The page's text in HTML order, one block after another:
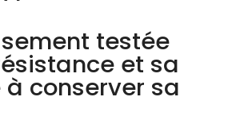
testée
et sa
conserver sa